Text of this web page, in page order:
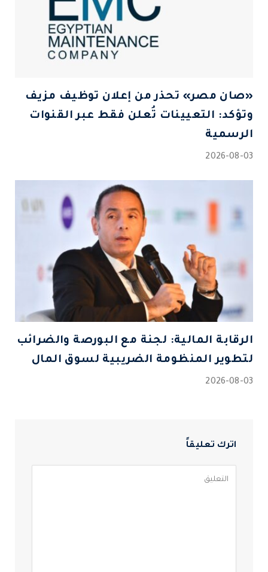
«صان مصر» تحذر من إعلان توظيف مزيف
وتؤكد: التعيينات تُعلن فقط عبر القنوات
الرسمية
2026-08-03
الرقابة المالية: لجنة مع البورصة والضرائب
لتطوير المنظومة الضريبية لسوق المال
2026-08-03
اترك تعليقاً